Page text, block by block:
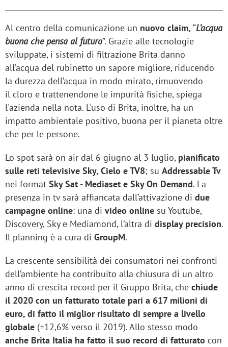
Al centro della comunicazione un nuovo claim, “L’acqua
buona che pensa al futuro”. Grazie alle tecnologie
sviluppate, i sistemi di filtrazione Brita danno
all’acqua del rubinetto un sapore migliore, riducendo
la durezza dell’acqua in modo mirato, rimuovendo
il cloro e trattenendone le impurità fisiche, spiega
l'azienda nella nota. L'uso di Brita, inoltre, ha un
impatto ambientale positivo, buona per il pianeta oltre
che per le persone.
Lo spot sarà on air dal 6 giugno al 3 luglio, pianificato
sulle reti televisive Sky, Cielo e TV8; su Addressable Tv
nei format Sky Sat - Mediaset e Sky On Demand. La
presenza in tv sarà affiancata dall’attivazione di due
campagne online: una di video online su Youtube,
Discovery, Sky e Mediamond, l’altra di display precision.
Il planning è a cura di GroupM.
La crescente sensibilità dei consumatori nei confronti
dell’ambiente ha contribuito alla chiusura di un altro
anno di crescita record per il Gruppo Brita, che chiude
il 2020 con un fatturato totale pari a 617 milioni di
euro, di fatto il miglior risultato di sempre a livello
globale (+12,6% verso il 2019). Allo stesso modo
anche Brita Italia ha fatto il suo record di fatturato con